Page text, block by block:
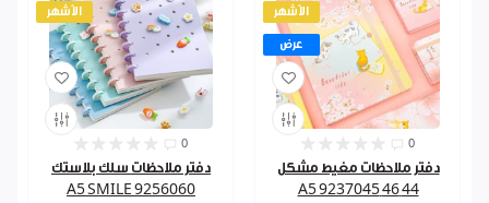
الأشهر
0
دفتر ملاحظات سلك بلاستك
A5 SMILE 9256060
الأشهر
عرض
0
دفتر ملاحظات مغيط مشكل
44 46 A5 9237045